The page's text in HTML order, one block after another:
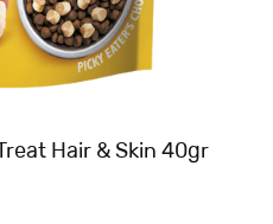
Hair & Skin 40gr